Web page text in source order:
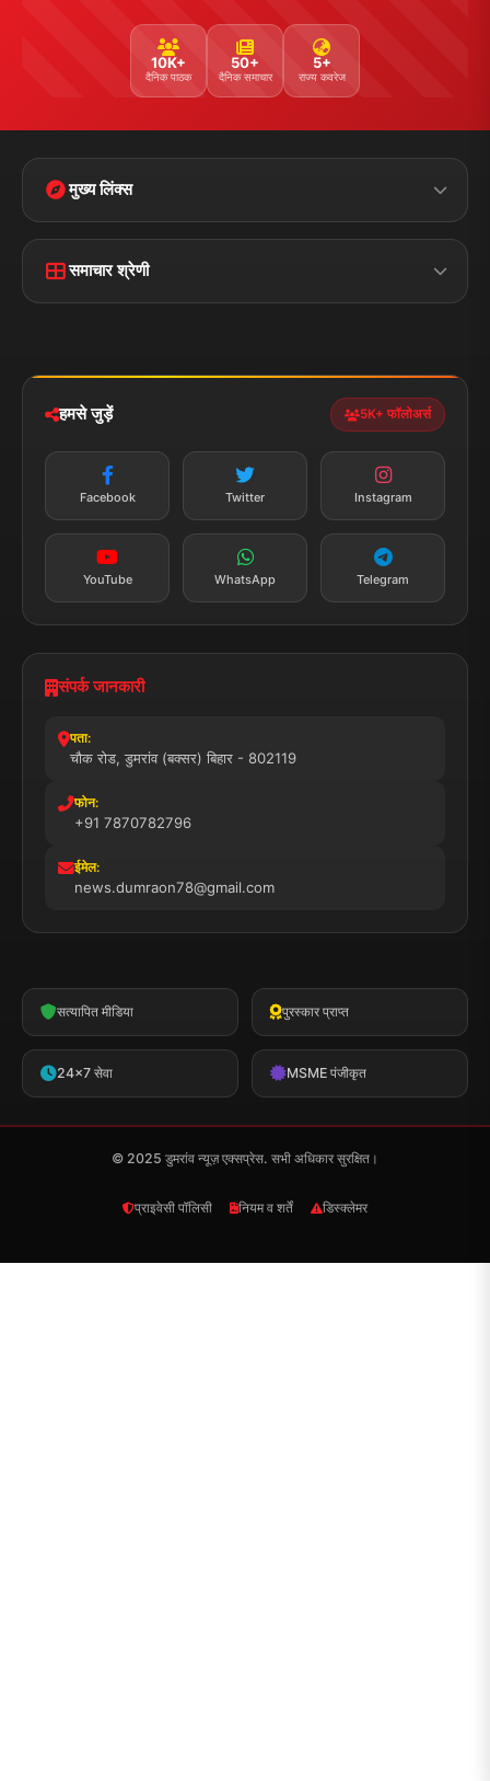
10K+
दैनिक पाठक
50+
दैनिक समाचार
5+
राज्य कवरेज
मुख्य लिंक्स
लाइव टीवी ब्रेकिंग न्यूज़
समाचार श्रेणी
हमसे जुड़ें 5K+ फॉलोअर्स
Facebook Twitter Instagram
YouTube WhatsApp Telegram
संपर्क जानकारी
पता:
चौक रोड, डुमरांव (बक्सर) बिहार - 802119
फोन:
+91 7870782796
ईमेल:
news.dumraon78@gmail.com
सत्यापित मीडिया पुरस्कार प्राप्त
24x7 सेवा MSME पंजीकृत
© 2025 डुमरांव न्यूज़ एक्सप्रेस. सभी अधिकार सुरक्षित।
प्राइवेसी पॉलिसी नियम व शर्तें डिस्क्लेमर